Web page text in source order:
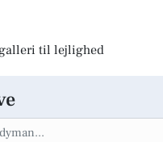
til lejlighed